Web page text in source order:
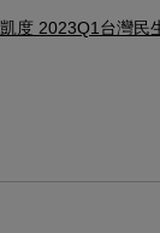
度 2023Q1台灣民